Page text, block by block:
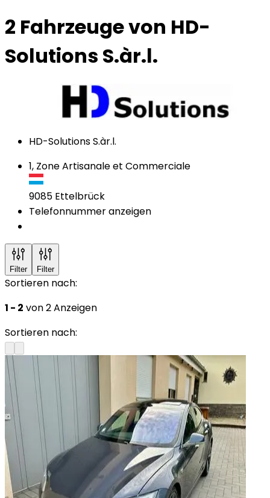
2 Fahrzeugevon HD-
Solutions S.àr.l.
HD-Solutions S.àr.l.
1, Zone Artisanale et Commerciale
9085 Ettelbrück
Telefonnummer anzeigen
Filter Filter
Sortieren nach:
1 - 2 von 2 Anzeigen
Sortieren nach: